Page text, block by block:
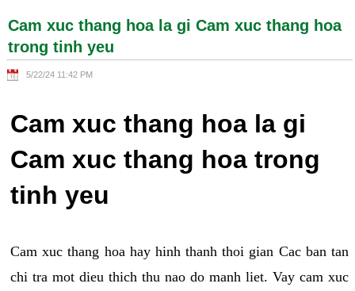
Cam xuc thang hoa la gi Cam xuc thang hoa
trong tinh yeu
5/22/24 11:42 PM
Cam xuc thang hoa la gi
Cam xuc thang hoa trong
tinh yeu
Cam xuc thang hoa hay hinh thanh thoi gian Cac ban tan
chi tra mot dieu thich thu nao do manh liet. Vay cam xuc